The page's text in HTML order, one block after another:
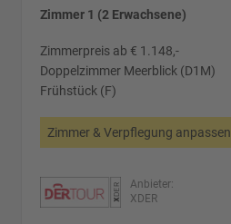
Zimmer 1 (2 Erwachsene)
Zimmerpreis ab € 1.148,-
Doppelzimmer Meerblick (D1M)
Frühstück (F)
Zimmer & Verpflegung anpassen
Anbieter:
XDER